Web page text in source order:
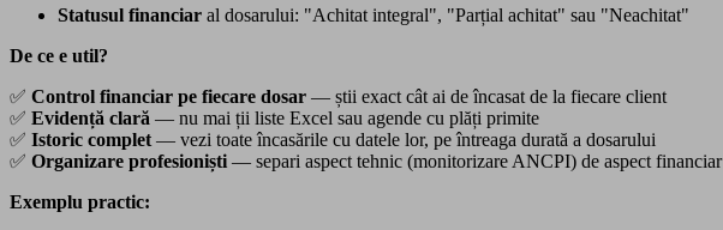
Statusul financiar al dosarului: "Achitat integral", "Parțial achitat" sau "Neachitat"
De ce e util?
✅ Control financiar pe fiecare dosar — știi exact cât ai de încasat de la fiecare client
✅ Evidență clară — nu mai ții liste Excel sau agende cu plăți primite
✅ Istoric complet — vezi toate încasările cu datele lor, pe întreaga durată a dosarului
✅ Organizare profesioniști — separi aspect tehnic (monitorizare ANCPI) de aspect financiar
Exemplu practic: